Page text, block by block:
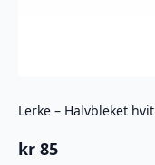
Lerke – Halvbleket hvit
kr 85